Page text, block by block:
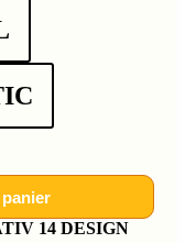
14 DESIGN